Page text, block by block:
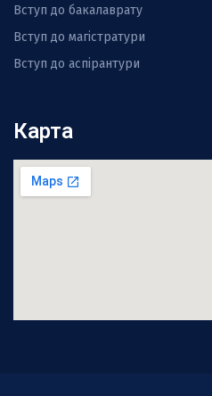
Вступ до бакалаврату
Вступ до магістратури
Вступ до аспірантури
Карта